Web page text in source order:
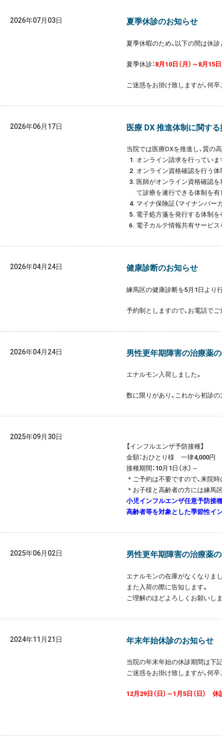
2026年07月03日 夏季休診のお知らせ
夏季休暇のため、以下の間は休
夏季休診： 8月10日（月）～8月15日
ご迷惑をお掛け致しますが、何
2026年06月17日 医療 DX 推進体制に関す
当院では医療DXを推進し、質の
オンライン請求を行っていま
オンライン資格確認を行う体
医師がオンライン資格確認を
て診療を遂行できる体制を有
マイナ保険証（マイナンバー
電子処方箋を発行する体制を
電子カルテ情報共有サービス
2026年04月24日 健康診断のお知らせ
練馬区の健康診断を5月1日より
予約制としますので、 お電話でご
2026年04月24日 男性更年期障害の治療薬
エナルモン入荷しました。
数に限りがあり、これから初診の
2025年09月30日
【インフルエンザ予防接種】
金額：おひとり様 一律4,000円
接種期間：10月1日（水）～
＊ご予約は不要ですので、来院
＊お子様と高齢者の方には練馬
小児インフルエンザ任意予防接
高齢者等を対象とした季節性イ
2025年06月02日 男性更年期障害の治療薬
エナルモンの在庫がなくなりま
また入荷の際に告知します。
ご理解のほどよろしくお願いし
2024年11月21日 年末年始休診のお知らせ
当院の年末年始の休診期間は下
ご迷惑をお掛け致しますが、何
12月29日（日）～1月5日（日） 休